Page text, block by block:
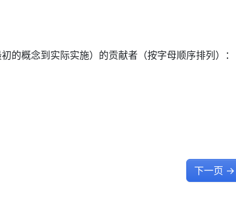
的概念到实际实施）的贡献者（按字母顺序排列）：
下一页 →